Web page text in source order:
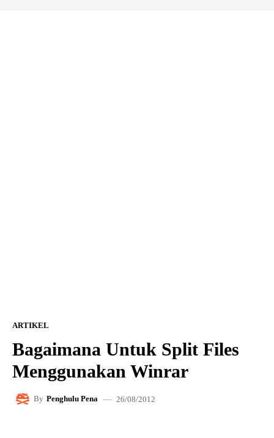
ARTIKEL
Bagaimana Untuk Split Files
Menggunakan Winrar
By Penghulu Pena 26/08/2012